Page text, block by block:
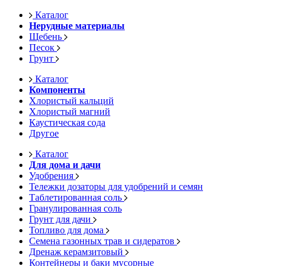
Каталог
Нерудные материалы
Щебень
Песок
Грунт
Каталог
Компоненты
Хлористый кальций
Хлористый магний
Каустическая сода
Другое
Каталог
Для дома и дачи
Удобрения
Тележки дозаторы для удобрений и семян
Таблетированная соль
Гранулированная соль
Грунт для дачи
Топливо для дома
Семена газонных трав и сидератов
Дренаж керамзитовый
Контейнеры и баки мусорные